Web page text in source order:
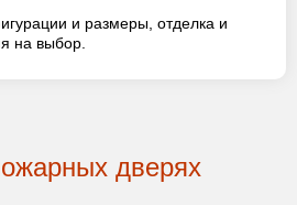
и размеры, отделка и
на выбор.
дверях